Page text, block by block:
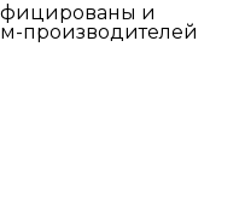
и
производителей